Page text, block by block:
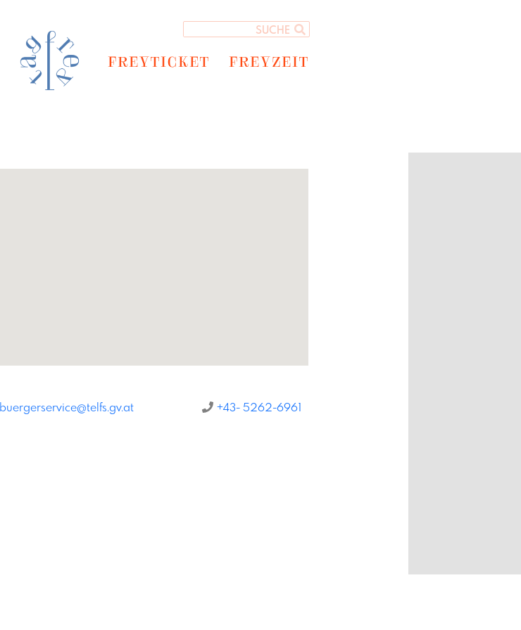
FREYTICKET FREYZEIT
buergerservice@telfs.gv.at +43- 5262-6961